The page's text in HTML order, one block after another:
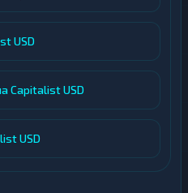
USD
Capitalist USD
USD